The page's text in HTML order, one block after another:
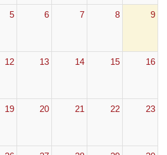
5 6 7 8 9
12 13 14 15 16
19 20 21 22 23